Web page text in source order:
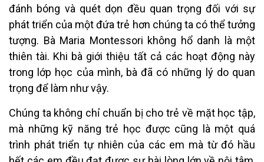
đánh bóng và quét dọn đều quan trọng đối với sự
phát triển của một đứa trẻ hơn chúng ta có thể tưởng
tượng. Bà Maria Montessori không hổ danh là một
thiên tài. Khi bà giới thiệu tất cả các hoạt động này
trong lớp học của mình, bà đã có những lý do quan
trọng để làm như vậy.
Chúng ta không chỉ chuẩn bị cho trẻ về mặt học tập,
mà những kỹ năng trẻ học được cũng là một quá
trình phát triển tự nhiên của các em mà từ đó hầu